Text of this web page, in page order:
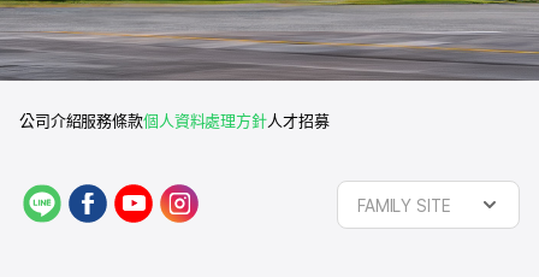
公司介紹服務條款個人資料處理方針人才招募
L
f
a
y
o
FAMILY SITE